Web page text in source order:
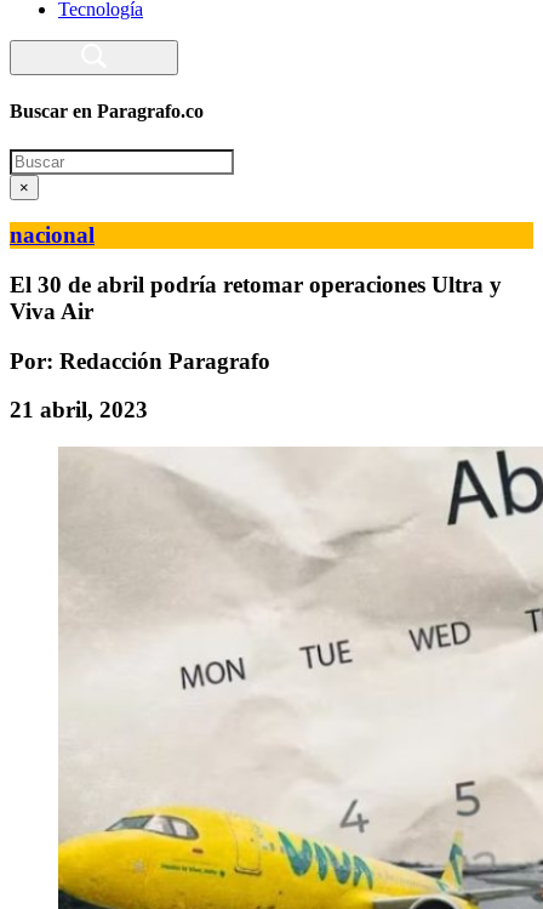
Tecnología
Buscar en Paragrafo.co
Search
×
nacional
El 30 de abril podría retomar operaciones Ultra y
Viva Air
Por: Redacción Paragrafo
21 abril, 2023